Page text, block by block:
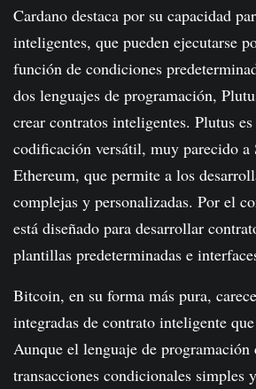
Cardano destaca por su capacidad
inteligentes, que pueden ejecutarse
función de condiciones
dos lenguajes de programación,
crear contratos inteligentes. Plutus
codificación versátil, muy parecido
Ethereum, que permite a los
complejas y personalizadas. Por el
está diseñado para desarrollar
plantillas predeterminadas e
Bitcoin, en su forma más pura,
integradas de contrato inteligente
Aunque el lenguaje de
transacciones condicionales simples